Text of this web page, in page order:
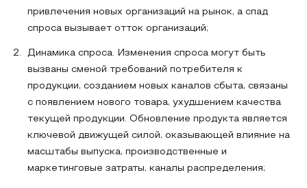
привлечения новых организаций на рынок, а спад
спроса вызывает отток организаций;
Динамика спроса. Изменения спроса могут быть
вызваны сменой требований потребителя к
продукции, созданием новых каналов сбыта, связаны
с появлением нового товара, ухудшением качества
текущей продукции. Обновление продукта является
ключевой движущей силой, оказывающей влияние на
масштабы выпуска, производственные и
маркетинговые затраты, каналы распределения;